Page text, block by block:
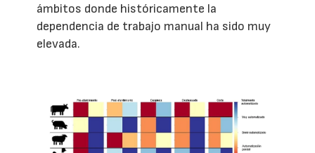
ámbitos donde históricamente la
dependencia de trabajo manual ha sido muy
elevada.